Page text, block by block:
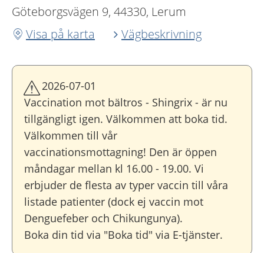
Göteborgsvägen 9, 44330, Lerum
Visa på karta
Vägbeskrivning
2026-07-01
Vaccination mot bältros - Shingrix - är nu
tillgängligt igen. Välkommen att boka tid.
Välkommen till vår
vaccinationsmottagning! Den är öppen
måndagar mellan kl 16.00 - 19.00. Vi
erbjuder de flesta av typer vaccin till våra
listade patienter (dock ej vaccin mot
Denguefeber och Chikungunya).
Boka din tid via "Boka tid" via E-tjänster.